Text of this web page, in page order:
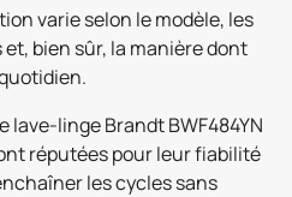
varie selon le modèle, les
bien sûr, la manière dont
lave-linge Brandt BWF484YN
réputées pour leur fiabilité
les cycles sans